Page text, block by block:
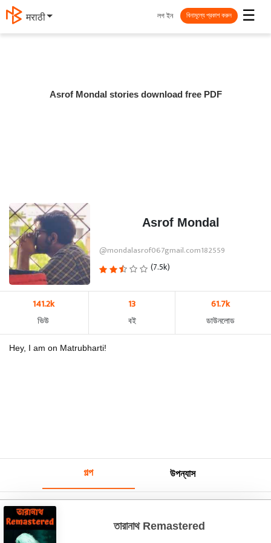
मराठी ☰
লগ ইন বিনামূল্যে প্রকাশ করুন
Asrof Mondal stories download free PDF
Asrof Mondal
@mondalasrof067gmail.com182559
(7.5k)
141.2k
ভিউ
13
বই
61.7k
ডাউনলোড
Hey, I am on Matrubharti!
গল্প উপন্যাস
তারানাথ Remastered